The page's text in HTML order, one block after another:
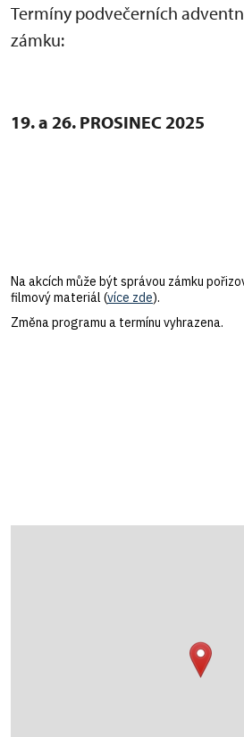
Termíny podvečerních
zámku:
19. a 26. PROSINEC 2025
Na akcích může být správou zámku
filmový materiál (více zde).
Změna programu a termínu vyhrazena.